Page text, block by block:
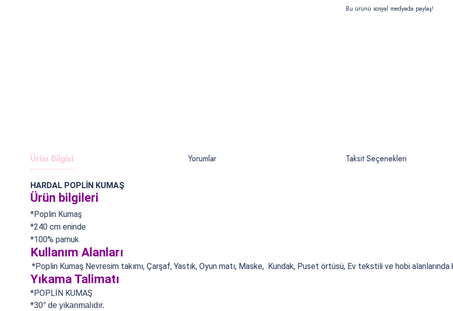
Bu ürünü sosyal medyada paylaş!
Ürün Bilgisi Yorumlar Taksit Seçenekleri
HARDAL POPLİN KUMAŞ
Ürün bilgileri
*Poplin Kumaş
*240 cm eninde
*100% pamuk
Kullanım Alanları
*Poplin Kumaş Nevresim takımı, Çarşaf, Yastık, Oyun matı, Maske, Kundak, Puset örtüsü, Ev tekstili ve hobi alanlarında
Yıkama Talimatı
*POPLİN KUMAŞ
*30° de yıkanmalıdır.